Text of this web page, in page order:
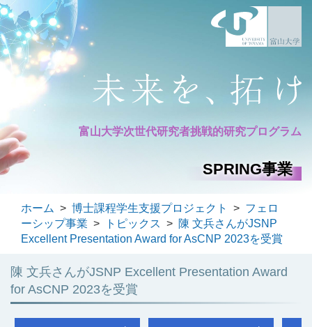
富山大学次世代研究者挑戦的研究プログラム
SPRING事業
ホーム > 博士課程学生支援プロジェクト > フェロ
ーシップ事業 > トピックス > 陳 文兵さんがJSNP
Excellent Presentation Award for AsCNP 2023を受賞
陳 文兵さんがJSNP Excellent Presentation Award
for AsCNP 2023を受賞